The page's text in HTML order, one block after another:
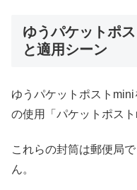
ゆうパケットポ
と適用シーン
ゆうパケットポスト
の使用「パケットポス
これらの封筒は郵便局
ん。